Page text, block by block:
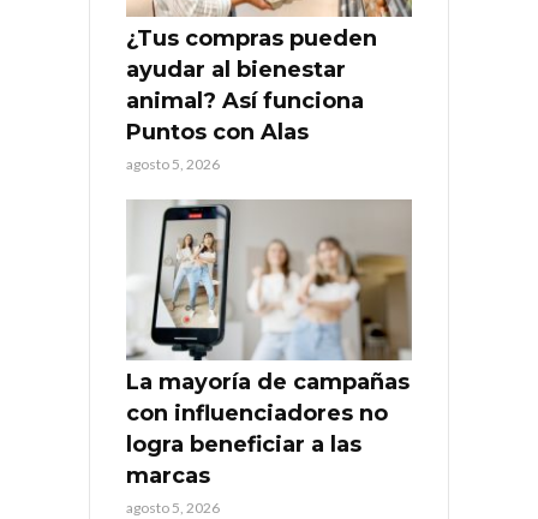
¿Tus compras pueden
ayudar al bienestar
animal? Así funciona
Puntos con Alas
agosto 5, 2026
La mayoría de campañas
con influenciadores no
logra beneficiar a las
marcas
agosto 5, 2026